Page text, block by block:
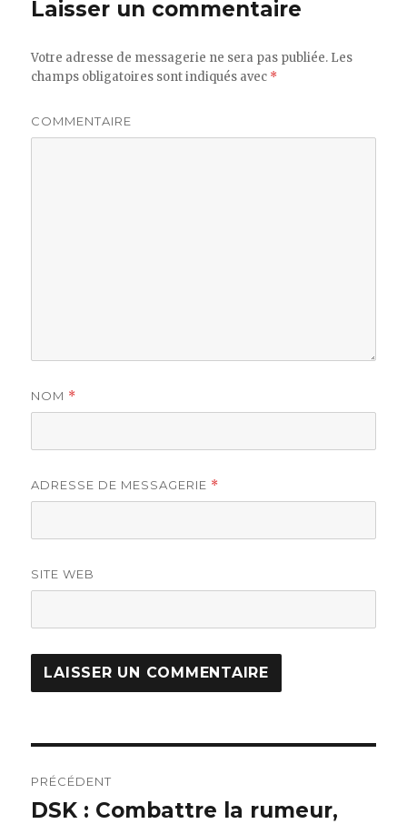
Laisser un commentaire
Votre adresse de messagerie ne sera pas publiée. Les
champs obligatoires sont indiqués avec *
COMMENTAIRE
NOM *
ADRESSE DE MESSAGERIE *
SITE WEB
de
PRÉCÉDENT
Article
DSK : Combattre la rumeur,